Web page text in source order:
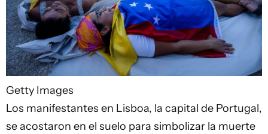
Getty Images
Los manifestantes en Lisboa, la capital de Portugal,
se acostaron en el suelo para simbolizar la muerte